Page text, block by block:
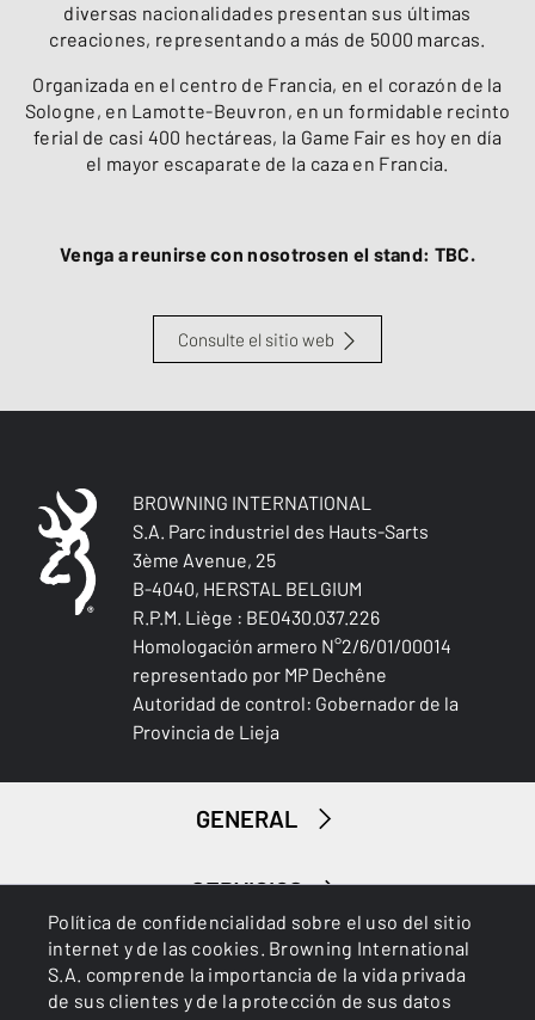
Política de confidencialidad sobre el uso del sitio
internet y de las cookies. Browning International
S.A. comprende la importancia de la vida privada
de sus clientes y de la protección de sus datos
diversas nacionalidades presentan sus últimas
creaciones, representando a más de 5000 marcas.
Organizada en el centro de Francia, en el corazón de la
Sologne, en Lamotte-Beuvron, en un formidable recinto
ferial de casi 400 hectáreas, la Game Fair es hoy en día
el mayor escaparate de la caza en Francia.
Venga a reunirse con nosotrosen el stand: TBC.
Consulte el sitio web
BROWNING INTERNATIONAL
S.A. Parc industriel des Hauts-Sarts
3ème Avenue, 25
B-4040, HERSTAL BELGIUM
R.P.M. Liège : BE0430.037.226
Homologación armero N°2/6/01/00014
representado por MP Dechêne
Autoridad de control: Gobernador de la
Provincia de Lieja
GENERAL
SERVICIOS